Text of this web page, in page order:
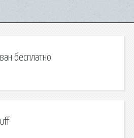
бесплатно